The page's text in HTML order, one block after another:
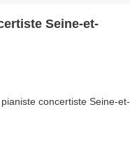
Seine-et-